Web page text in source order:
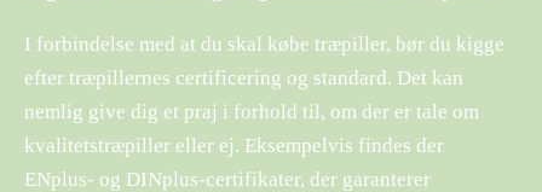
I forbindelse med at du skal købe træpiller, bør du kigge
efter træpillernes certificering og standard. Det kan
nemlig give dig et praj i forhold til, om der er tale om
kvalitetstræpiller eller ej. Eksempelvis findes der
ENplus- og DINplus-certifikater, der garanterer